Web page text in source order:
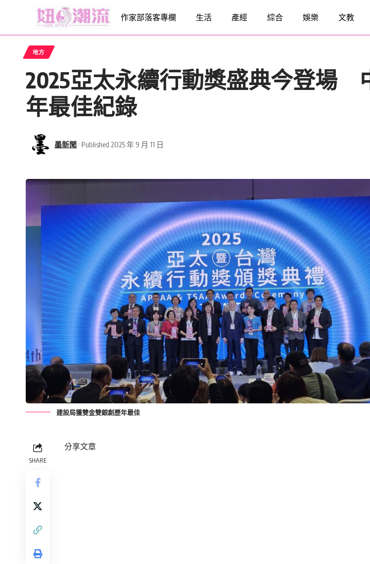
作家部落客專欄 生活 產經 綜合 娛樂 文教
地方
2025亞太永續行動獎盛典今登場
年最佳紀錄
墨新聞 Published 2025 年 9 月 11 日
建設局獲雙金雙銀創歷年最佳
SHARE
分享文章